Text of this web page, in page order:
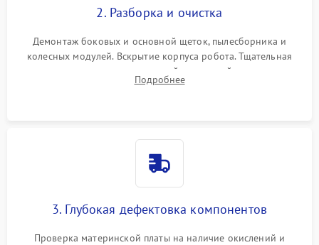
2. Разборка и очистка
Демонтаж боковых и основной щеток, пылесборника и
колесных модулей. Вскрытие корпуса робота. Тщательная
очистка внутренних полостей, шестерней и плат от
скопившейся пыли, волос и шерсти животных с
Подробнее
3. Глубокая дефектовка компонентов
Проверка материнской платы на наличие окислений и